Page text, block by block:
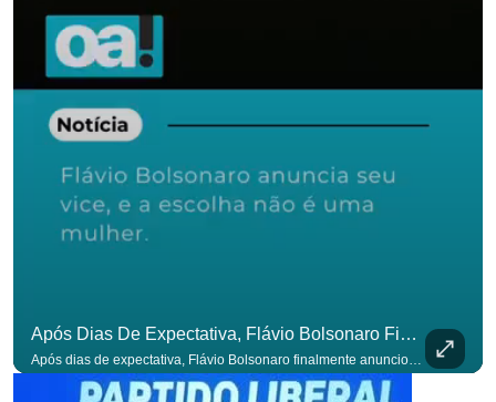
Após Dias De Expectativa, Flávio Bolsonaro Finalmente Anunciou Seu Vice. #OAntagonista
Após dias de expectativa, Flávio Bolsonaro finalmente anunciou seu vice. #OAntagonista Se você busca informação com credibilidade, inscreva-se agora e ative o
para não perder nenhuma